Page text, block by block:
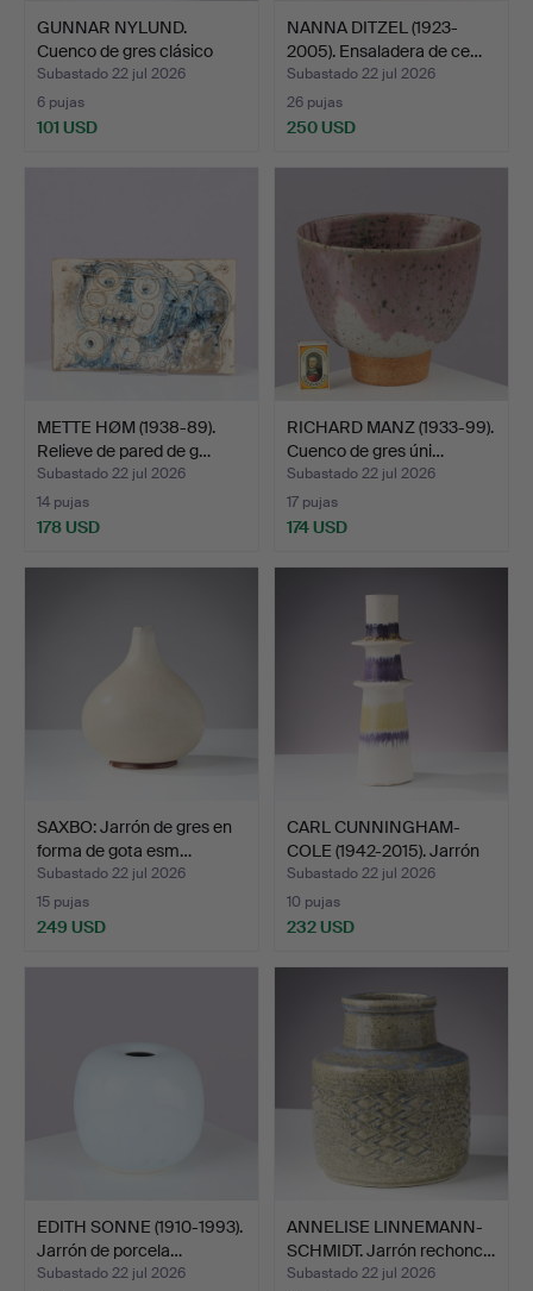
GUNNAR NYLUND.
Cuenco de gres clásico
esma…
Subastado 22 jul 2026
6 pujas
101 USD
NANNA DITZEL (1923-
2005). Ensaladera de ce…
Subastado 22 jul 2026
26 pujas
250 USD
METTE HØM (1938-89).
Relieve de pared de g…
Subastado 22 jul 2026
14 pujas
178 USD
RICHARD MANZ (1933-99).
Cuenco de gres úni…
Subastado 22 jul 2026
17 pujas
174 USD
SAXBO: Jarrón de gres en
forma de gota esm…
Subastado 22 jul 2026
15 pujas
249 USD
CARL CUNNINGHAM-
COLE (1942-2015). Jarrón
e…
Subastado 22 jul 2026
10 pujas
232 USD
EDITH SONNE (1910-1993).
Jarrón de porcela…
Subastado 22 jul 2026
ANNELISE LINNEMANN-
SCHMIDT. Jarrón rechonc…
Subastado 22 jul 2026